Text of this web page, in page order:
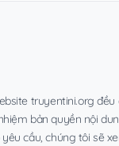
truyentini.org
bản quyền nội
cầu, chúng tôi sẽ